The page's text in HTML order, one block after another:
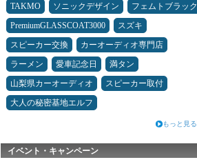
TAKMO ソニックデザイン
フェムトブラック
PremiumGLASSCOAT3000
スズキ
スピーカー交換
カーオーディオ専門店
ラーメン
愛車記念日
満タン
山梨県カーオーディオ
スピーカー取付
大人の秘密基地エルフ
もっと見る
イベント・キャンペーン